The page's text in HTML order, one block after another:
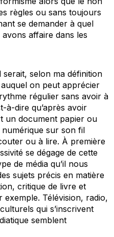
règles ou sans toujours
se demander à quel
affaire dans les
selon ma définition
on peut apprécier
régulier sans avoir à
à-dire qu’après avoir
un document papier ou
numérique sur son fil
ou à lire. À première
se dégage de cette
de média qu’il nous
sujets précis en matière
critique de livre et
Télévision, radio,
qui s’inscrivent
semblent